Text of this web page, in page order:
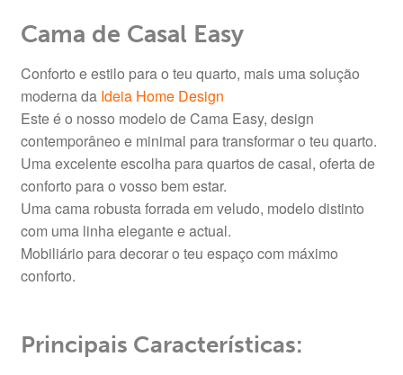
Cama de Casal Easy
Conforto e estilo para o teu quarto, mais uma solução
moderna da Ideia Home Design
Este é o nosso modelo de Cama Easy, design
contemporâneo e minimal para transformar o teu quarto.
Uma excelente escolha para quartos de casal, oferta de
conforto para o vosso bem estar.
Uma cama robusta forrada em veludo, modelo distinto
com uma linha elegante e actual.
Mobiliário para decorar o teu espaço com máximo
conforto.
Principais Características: